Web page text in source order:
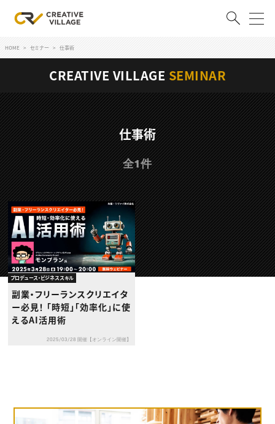
ACCOUNT
ログイン 会員登録
RECRUIT
クリエイター求人を探す
CREATIVE JOB求人検索
特集求人
採用説明会
転職支援サービス
CONTENTS
スキルアップしたい！
スキルアップしたい！ トップ
デザイン
プログラミング
動画配信・映像制作
編集・ライティング
マーケティング
ディレクション
業界解説・キャリア事情
お役立ち基礎知識
TOP Creator’s コラム
TOP Creator’s コラム トップ
Webクリエイター
アプリクリエイター
ゲームクリエイター
映像クリエイター
マーケッター
クリエイターインタビュー
セミナー
ニュース・トレンド
ニュース・トレンド トップ
HOME セミナー 仕事術
CREATIVE VILLAGE SEMINAR
仕事術
全1件
プロデュース・ビジネススキル
副業・フリーランスクリエイタ
ー必見！ 「時短」「効率化」に使
えるAI活用術
2025/03/28 開催【オンライン開催】